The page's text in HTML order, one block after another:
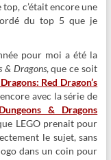
c’était encore une
du top 5 que je
pour moi a été la
& Dragons, que ce soit
Red Dragon’s
avec la série de
& Dragons
LEGO prenait pour
le sujet, sans
dans un coin pour